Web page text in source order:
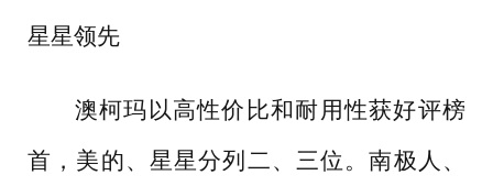
星星领先
澳柯玛以高性价比和耐用性获好评榜
首，美的、星星分列二、三位。南极人、